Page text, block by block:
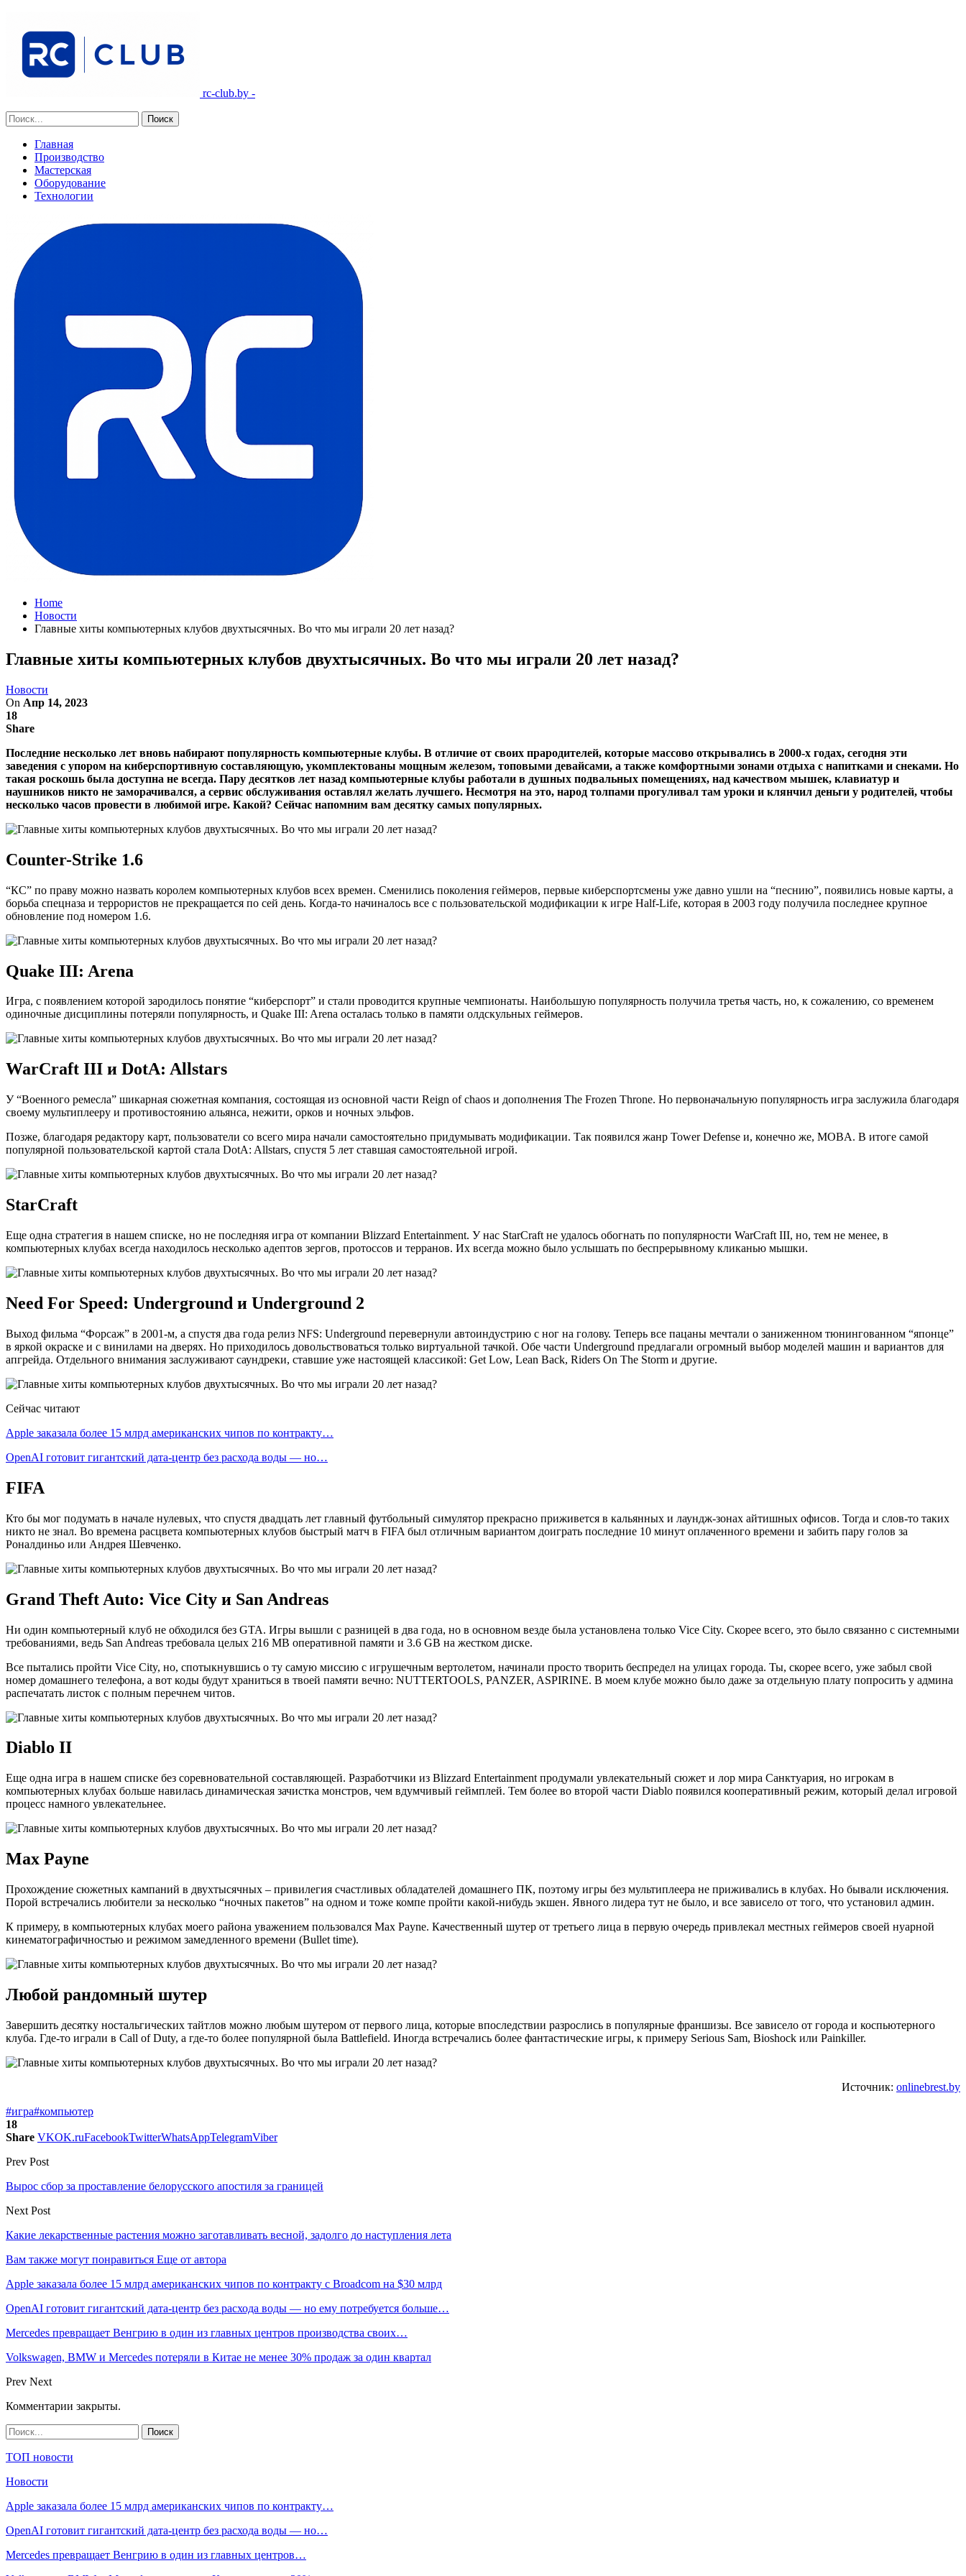
rc-club.by -
Главная
Производство
Мастерская
Оборудование
Технологии
Home
Новости
Главные хиты компьютерных клубов двухтысячных. Во что мы играли 20 лет назад?
Главные хиты компьютерных клубов двухтысячных. Во что мы играли 20 лет назад?
Новости
On Апр 14, 2023
18
Share
Последние несколько лет вновь набирают популярность компьютерные клубы. В отличие от своих прародителей, которые массово открывались в 2000-х годах, сегодня эти
заведения с упором на киберспортивную составляющую, укомплектованы мощным железом, топовыми девайсами, а также комфортными зонами отдыха с напитками и снеками. Но
такая роскошь была доступна не всегда. Пару десятков лет назад компьютерные клубы работали в душных подвальных помещениях, над качеством мышек, клавиатур и
наушников никто не заморачивался, а сервис обслуживания оставлял желать лучшего. Несмотря на это, народ толпами прогуливал там уроки и клянчил деньги у родителей, чтобы
несколько часов провести в любимой игре. Какой? Сейчас напомним вам десятку самых популярных.
Counter-Strike 1.6
“КС” по праву можно назвать королем компьютерных клубов всех времен. Сменились поколения геймеров, первые киберспортсмены уже давно ушли на “песнию”, появились новые карты, а
борьба спецназа и террористов не прекращается по сей день. Когда-то начиналось все с пользовательской модификации к игре Half-Life, которая в 2003 году получила последнее крупное
обновление под номером 1.6.
Quake III: Arena
Игра, с появлением которой зародилось понятие “киберспорт” и стали проводится крупные чемпионаты. Наибольшую популярность получила третья часть, но, к сожалению, со временем
одиночные дисциплины потеряли популярность, и Quake III: Arena осталась только в памяти олдскульных геймеров.
WarCraft III и DotA: Allstars
У “Военного ремесла” шикарная сюжетная компания, состоящая из основной части Reign of chaos и дополнения The Frozen Throne. Но первоначальную популярность игра заслужила благодаря
своему мультиплееру и противостоянию альянса, нежити, орков и ночных эльфов.
Позже, благодаря редактору карт, пользователи со всего мира начали самостоятельно придумывать модификации. Так появился жанр Tower Defense и, конечно же, MOBA. В итоге самой
популярной пользовательской картой стала DotA: Allstars, спустя 5 лет ставшая самостоятельной игрой.
StarCraft
Еще одна стратегия в нашем списке, но не последняя игра от компании Blizzard Entertainment. У нас StarCraft не удалось обогнать по популярности WarCraft III, но, тем не менее, в
компьютерных клубах всегда находилось несколько адептов зергов, протоссов и терранов. Их всегда можно было услышать по беспрерывному кликанью мышки.
Need For Speed: Underground и Underground 2
Выход фильма “Форсаж” в 2001-м, а спустя два года релиз NFS: Underground перевернули автоиндустрию с ног на голову. Теперь все пацаны мечтали о заниженном тюнингованном “японце”
в яркой окраске и с винилами на дверях. Но приходилось довольствоваться только виртуальной тачкой. Обе части Underground предлагали огромный выбор моделей машин и вариантов для
апгрейда. Отдельного внимания заслуживают саундреки, ставшие уже настоящей классикой: Get Low, Lean Back, Riders On The Storm и другие.
Сейчас читают
Apple заказала более 15 млрд американских чипов по контракту…
OpenAI готовит гигантский дата-центр без расхода воды — но…
FIFA
Кто бы мог подумать в начале нулевых, что спустя двадцать лет главный футбольный симулятор прекрасно приживется в кальянных и лаундж-зонах айтишных офисов. Тогда и слов-то таких
никто не знал. Во времена расцвета компьютерных клубов быстрый матч в FIFA был отличным вариантом доиграть последние 10 минут оплаченного времени и забить пару голов за
Роналдиньо или Андрея Шевченко.
Grand Theft Auto: Vice City и San Andreas
Ни один компьютерный клуб не обходился без GTA. Игры вышли с разницей в два года, но в основном везде была установлена только Vice City. Скорее всего, это было связанно с системными
требованиями, ведь San Andreas требовала целых 216 MB оперативной памяти и 3.6 GB на жестком диске.
Все пытались пройти Vice City, но, спотыкнувшись о ту самую миссию с игрушечным вертолетом, начинали просто творить беспредел на улицах города. Ты, скорее всего, уже забыл свой
номер домашнего телефона, а вот коды будут храниться в твоей памяти вечно: NUTTERTOOLS, PANZER, ASPIRINE. В моем клубе можно было даже за отдельную плату попросить у админа
распечатать листок с полным перечнем читов.
Diablo II
Еще одна игра в нашем списке без соревновательной составляющей. Разработчики из Blizzard Entertainment продумали увлекательный сюжет и лор мира Санктуария, но игрокам в
компьютерных клубах больше навилась динамическая зачистка монстров, чем вдумчивый геймплей. Тем более во второй части Diablo появился кооперативный режим, который делал игровой
процесс намного увлекательнее.
Max Payne
Прохождение сюжетных кампаний в двухтысячных – привилегия счастливых обладателей домашнего ПК, поэтому игры без мультиплеера не приживались в клубах. Но бывали исключения.
Порой встречались любители за несколько “ночных пакетов” на одном и тоже компе пройти какой-нибудь экшен. Явного лидера тут не было, и все зависело от того, что установил админ.
К примеру, в компьютерных клубах моего района уважением пользовался Max Payne. Качественный шутер от третьего лица в первую очередь привлекал местных геймеров своей нуарной
кинематографичностью и режимом замедленного времени (Bullet time).
Любой рандомный шутер
Завершить десятку ностальгических тайтлов можно любым шутером от первого лица, которые впоследствии разрослись в популярные франшизы. Все зависело от города и коспьютерного
клуба. Где-то играли в Call of Duty, а где-то более популярной была Battlefield. Иногда встречались более фантастические игры, к примеру Serious Sam, Bioshock или Painkiller.
Источник: onlinebrest.by
#игра#компьютер
18
Share VKOK.ruFacebookTwitterWhatsAppTelegramViber
Prev Post
Вырос сбор за проставление белорусского апостиля за границей
Next Post
Какие лекарственные растения можно заготавливать весной, задолго до наступления лета
Вам также могут понравиться Еще от автора
Apple заказала более 15 млрд американских чипов по контракту с Broadcom на $30 млрд
OpenAI готовит гигантский дата-центр без расхода воды — но ему потребуется больше…
Mercedes превращает Венгрию в один из главных центров производства своих…
Volkswagen, BMW и Mercedes потеряли в Китае не менее 30% продаж за один квартал
Prev Next
Комментарии закрыты.
ТОП новости
Новости
Apple заказала более 15 млрд американских чипов по контракту…
OpenAI готовит гигантский дата-центр без расхода воды — но…
Mercedes превращает Венгрию в один из главных центров…